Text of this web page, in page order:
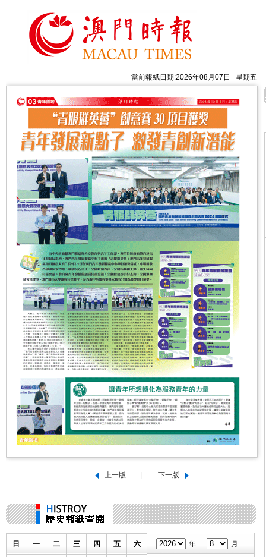
當前報紙日期:2026年08月07日 星期五
日 一 二 三 四 五 六 年 月